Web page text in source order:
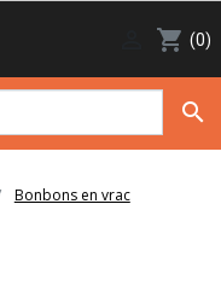
shopping_cart (0)

Bonbons en vrac